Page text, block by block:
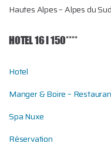
Hautes Alpes – Alpes du Sud
HOTEL 16 I 150****
Hotel
Manger & Boire –
Spa Nuxe
Réservation